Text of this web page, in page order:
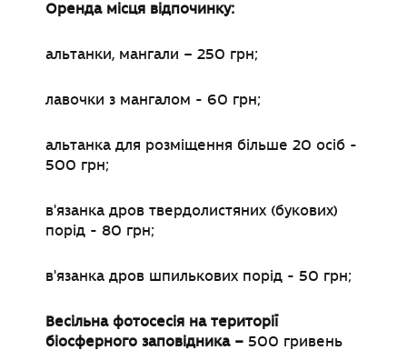
Оренда місця відпочинку:
альтанки, мангали – 250 грн;
лавочки з мангалом - 60 грн;
альтанка для розміщення більше 20 осіб -
500 грн;
в'язанка дров твердолистяних (букових)
порід - 80 грн;
в'язанка дров шпилькових порід - 50 грн;
Весільна фотосесія на території
біосферного заповідника – 500 гривень